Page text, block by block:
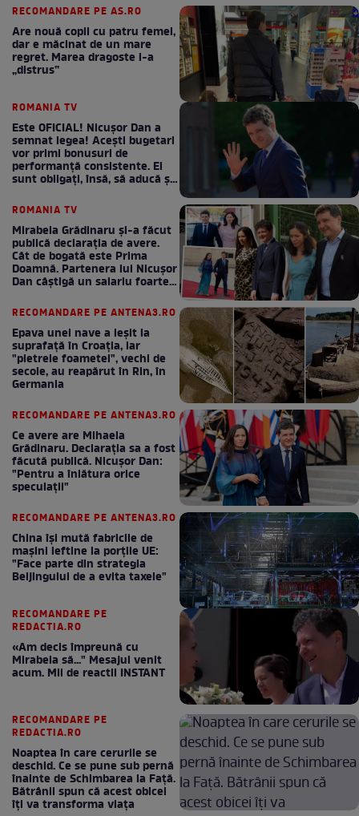
RECOMANDARE PE AS.RO
Are nouă copii cu patru femei,
dar e măcinat de un mare
regret. Marea dragoste l-a
„distrus”
ROMANIA TV
Este OFICIAL! Nicușor Dan a
semnat legea! Acești bugetari
vor primi bonusuri de
performanță consistente. Ei
sunt obligați, însă, să aducă și
ROMANIA TV
Mirabela Grădinaru și-a făcut
publică declarația de avere.
Cât de bogată este Prima
Doamnă. Partenera lui Nicușor
Dan câștigă un salariu foarte
RECOMANDARE PE ANTENA3.RO
Epava unei nave a ieșit la
suprafață în Croația, iar
"pietrele foametei", vechi de
secole, au reapărut în Rin, în
Germania
RECOMANDARE PE ANTENA3.RO
Ce avere are Mihaela
Grădinaru. Declarația sa a fost
făcută publică. Nicușor Dan:
"Pentru a înlătura orice
speculații"
RECOMANDARE PE ANTENA3.RO
China își mută fabricile de
mașini ieftine la porțile UE:
"Face parte din strategia
Beijingului de a evita taxele"
RECOMANDARE PE
REDACTIA.RO
«Am decis împreună cu
Mirabela să..." Mesajul venit
acum. Mii de reactii INSTANT
RECOMANDARE PE
REDACTIA.RO
Noaptea în care cerurile se
deschid. Ce se pune sub pernă
înainte de Schimbarea la Față.
Bătrânii spun că acest obicei
îți va transforma viața